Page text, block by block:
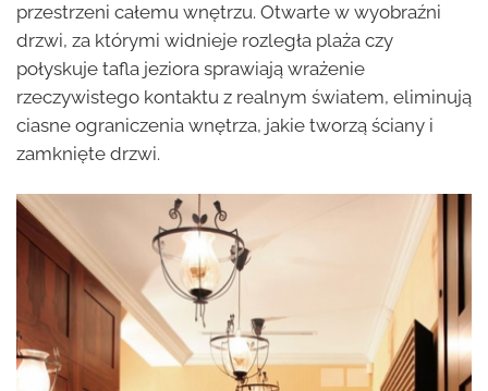
przestrzeni całemu wnętrzu. Otwarte w wyobraźni
drzwi, za którymi widnieje rozległa plaża czy
połyskuje tafla jeziora sprawiają wrażenie
rzeczywistego kontaktu z realnym światem, eliminują
ciasne ograniczenia wnętrza, jakie tworzą ściany i
zamknięte drzwi.